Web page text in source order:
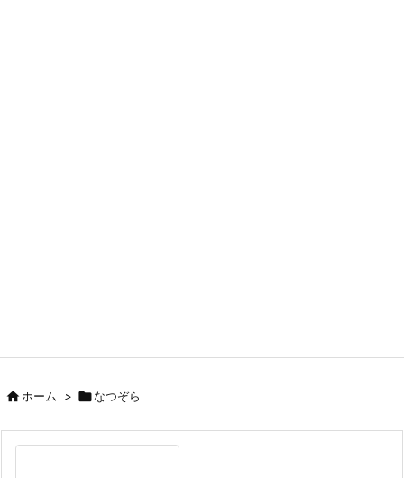
ホーム > なつぞら